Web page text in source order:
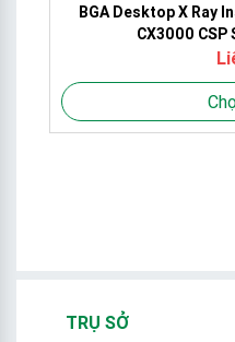
BGA Desktop X Ray
CX3000
TRỤ SỞ